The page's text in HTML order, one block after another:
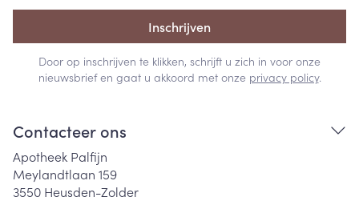
Inschrijven
Door op inschrijven te klikken, schrijft u zich in voor onze
nieuwsbrief en gaat u akkoord met onze privacy policy.
Contacteer ons
Apotheek Palfijn
Meylandtlaan 159
3550 Heusden-Zolder